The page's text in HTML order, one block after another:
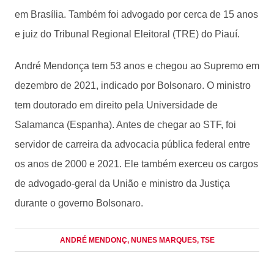
em Brasília. Também foi advogado por cerca de 15 anos
e juiz do Tribunal Regional Eleitoral (TRE) do Piauí.
André Mendonça tem 53 anos e chegou ao Supremo em
dezembro de 2021, indicado por Bolsonaro. O ministro
tem doutorado em direito pela Universidade de
Salamanca (Espanha). Antes de chegar ao STF, foi
servidor de carreira da advocacia pública federal entre
os anos de 2000 e 2021. Ele também exerceu os cargos
de advogado-geral da União e ministro da Justiça
durante o governo Bolsonaro.
ANDRÉ MENDONÇ, NUNES MARQUES, TSE